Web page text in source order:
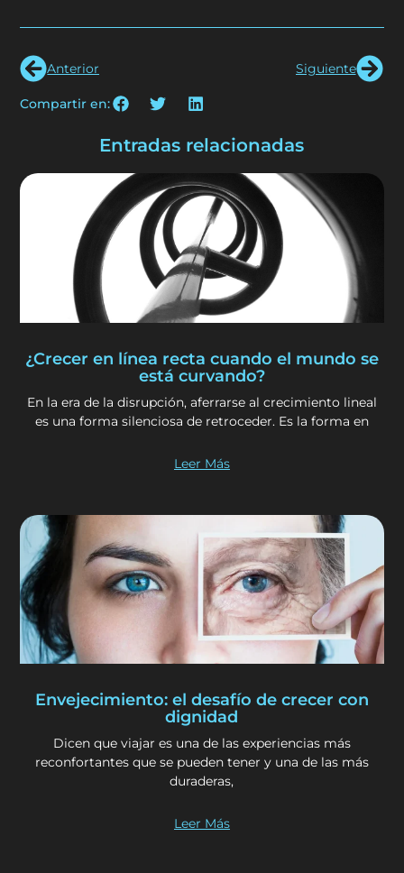
Anterior Siguiente
Compartir en:
Entradas relacionadas
¿Crecer en línea recta cuando el mundo se
está curvando?
En la era de la disrupción, aferrarse al crecimiento lineal
es una forma silenciosa de retroceder. Es la forma en
Leer Más
Envejecimiento: el desafío de crecer con
dignidad
Dicen que viajar es una de las experiencias más
reconfortantes que se pueden tener y una de las más
duraderas,
Leer Más